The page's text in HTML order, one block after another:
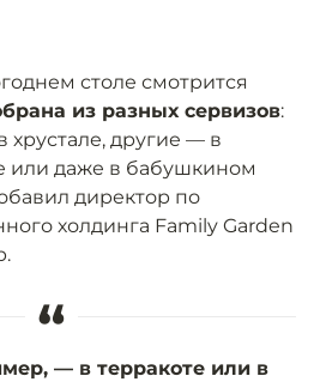
столе смотрится
из разных сервизов:
хрустале, другие — в
или даже в бабушкином
директор по
холдинга Family Garden
“
— в терракоте или в